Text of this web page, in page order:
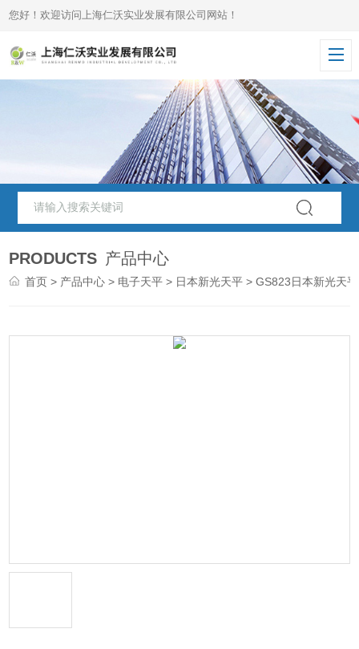
您好！欢迎访问上海仁沃实业发展有限公司网站！
PRODUCTS 产品中心
首页 > 产品中心 > 电子天平 > 日本新光天平 > GS823日本新光天平